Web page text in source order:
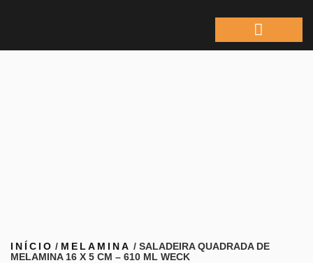
INÍCIO / MELAMINA / SALADEIRA QUADRADA DE
MELAMINA 16 X 5 CM – 610 ML WECK